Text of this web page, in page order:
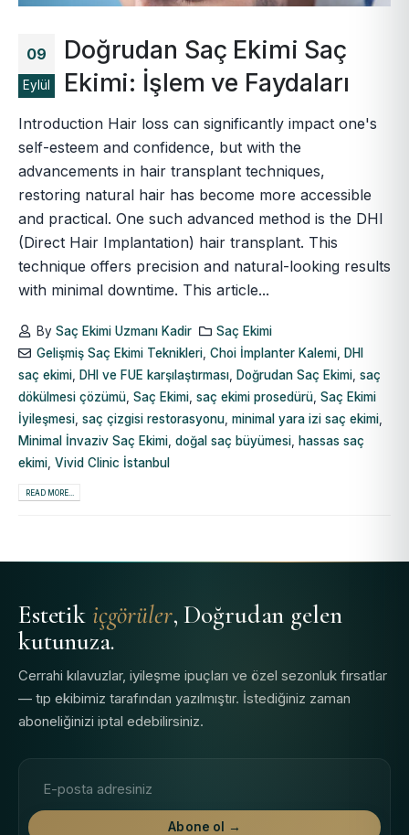
09
Eylül
Doğrudan Saç Ekimi Saç
Ekimi: İşlem ve Faydaları
Introduction Hair loss can significantly impact one's
self-esteem and confidence, but with the
advancements in hair transplant techniques,
restoring natural hair has become more accessible
and practical. One such advanced method is the DHI
(Direct Hair Implantation) hair transplant. This
technique offers precision and natural-looking results
with minimal downtime. This article...
By Saç Ekimi Uzmanı Kadir
Saç Ekimi
Gelişmiş Saç Ekimi Teknikleri, Choi İmplanter Kalemi,
DHI
saç ekimi
DHI ve FUE karşılaştırması Doğrudan Saç Ekimi saç
dökülmesi çözümü Saç Ekimi saç ekimi prosedürü Saç Ekimi
İyileşmesi saç çizgisi restorasyonu minimal yara izi saç ekimi
Minimal İnvaziv Saç Ekimi doğal saç büyümesi
hassas saç
ekimi Vivid Clinic İstanbul
READ MORE...
Estetik içgörüler, Doğrudan gelen
kutunuza.
Cerrahi kılavuzlar, iyileşme ipuçları ve özel sezonluk fırsatlar
— tıp ekibimiz tarafından yazılmıştır. İstediğiniz zaman
aboneliğinizi iptal edebilirsiniz.
Abone ol →